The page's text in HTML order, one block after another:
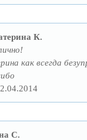
К.
как всегда
С.